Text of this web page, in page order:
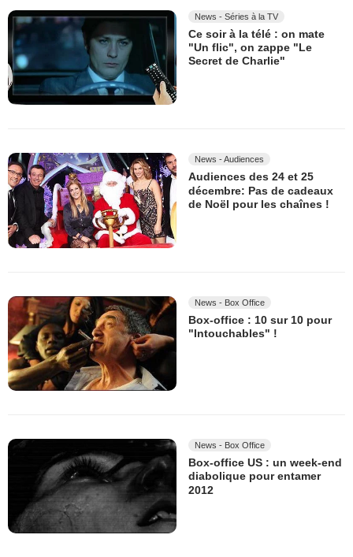
News - Séries à la TV
Ce soir à la télé : on mate
"Un flic", on zappe "Le
Secret de Charlie"
News - Audiences
Audiences des 24 et 25
décembre: Pas de cadeaux
de Noël pour les chaînes !
News - Box Office
Box-office : 10 sur 10 pour
"Intouchables" !
News - Box Office
Box-office US : un week-end
diabolique pour entamer
2012